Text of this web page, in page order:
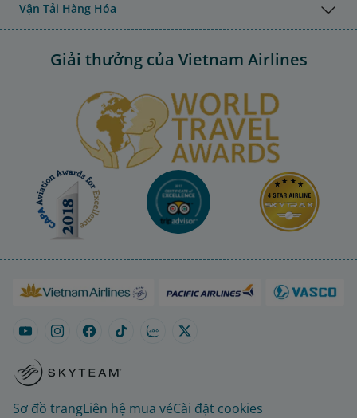
Vận Tải Hàng Hóa
Giải thưởng của Vietnam Airlines
Sơ đồ trangLiên hệ mua véCài đặt cookies